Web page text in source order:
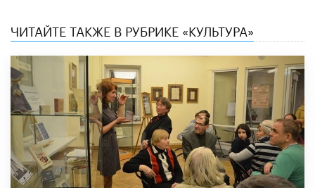
ЧИТАЙТЕ ТАКЖЕ В РУБРИКЕ «КУЛЬТУРА»